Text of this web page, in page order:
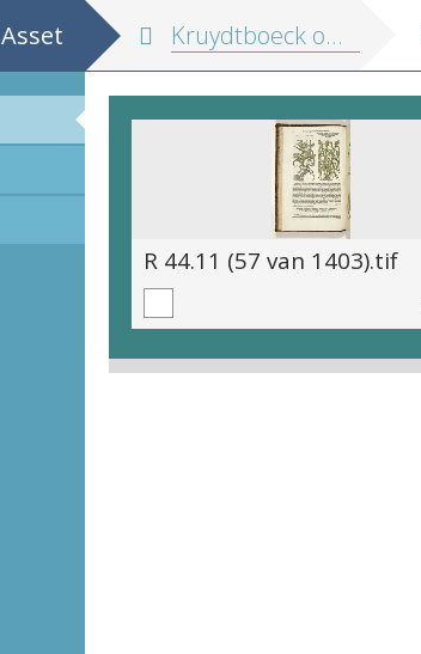
Asset Kruydtboeck oft Beschrijvinghe van allerleye ghewassen, kruyderen, hesteren, ende gheboomten
R 44.11 (57 van 1403).tif